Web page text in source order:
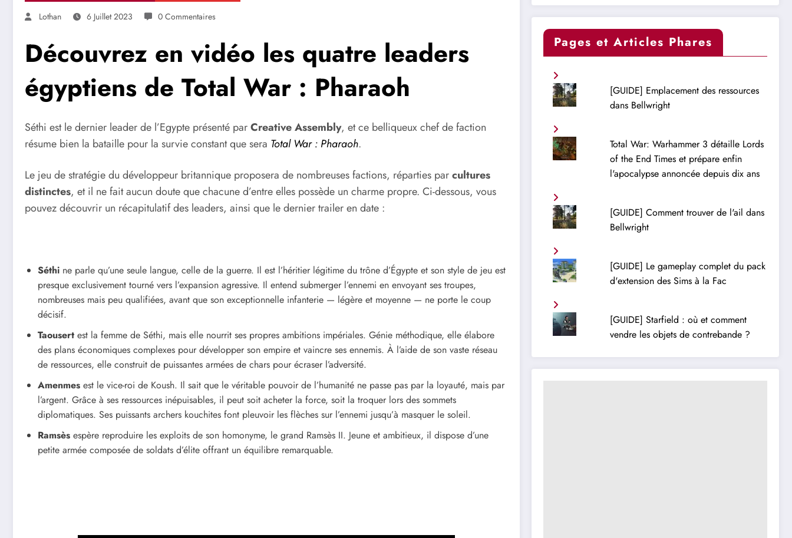
Lothan
6 Juillet 2023 0 Commentaires
Découvrez en vidéo les quatre leaders
égyptiens de Total War : Pharaoh
Séthi est le dernier leader de l’Egypte présenté parCreative Assembly, et ce belliqueux chef de faction
résume bien la bataille pour la survie constant que sera Total War : Pharaoh.
Le jeu de stratégie du développeur britannique proposera de nombreuses factions, réparties parcultures
distinctes, et il ne fait aucun doute que chacune d’entre elles possède un charme propre. Ci-dessous, vous
pouvez découvrir un récapitulatif des leaders, ainsi que le dernier trailer en date :
Séthi ne parle qu’une seule langue, celle de la guerre. Il est l’héritier légitime du trône d’Égypte et son style de jeu est
presque exclusivement tourné vers l’expansion agressive. Il entend submerger l’ennemi en envoyant ses troupes,
nombreuses mais peu qualifiées, avant que son exceptionnelle infanterie — légère et moyenne — ne porte le coup
décisif.
Taousert est la femme de Séthi, mais elle nourrit ses propres ambitions impériales. Génie méthodique, elle élabore
des plans économiques complexes pour développer son empire et vaincre ses ennemis. À l’aide de son vaste réseau
de ressources, elle construit de puissantes armées de chars pour écraser l’adversité.
Amenmes est le vice-roi de Koush. Il sait que le véritable pouvoir de l’humanité ne passe pas par la loyauté, mais par
l’argent. Grâce à ses ressources inépuisables, il peut soit acheter la force, soit la troquer lors des sommets
diplomatiques. Ses puissants archers kouchites font pleuvoir les flèches sur l’ennemi jusqu’à masquer le soleil.
Ramsès espère reproduire les exploits de son homonyme, le grand Ramsès II. Jeune et ambitieux, il dispose d’une
petite armée composée de soldats d’élite offrant un équilibre remarquable.
Pages et Articles Phares
[GUIDE] Emplacement des ressources
dans Bellwright
Total War: Warhammer 3 détaille Lords
of the End Times et prépare enfin
l'apocalypse annoncée depuis dix ans
[GUIDE] Comment trouver de l'ail dans
Bellwright
[GUIDE] Le gameplay complet du pack
d'extension des Sims à la Fac
[GUIDE] Starfield : où et comment
vendre les objets de contrebande ?